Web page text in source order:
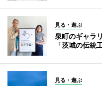
見る・遊ぶ
泉町のギャラ
「茨城の伝統
見る・遊ぶ